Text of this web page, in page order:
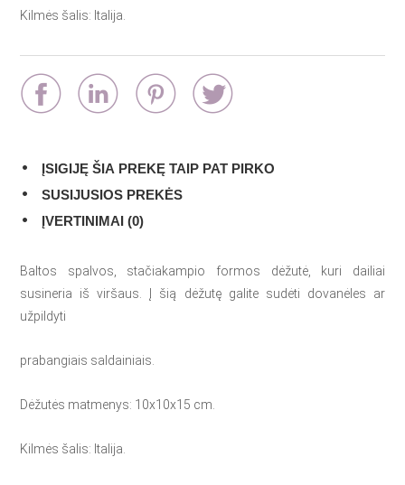
Kilmės šalis: Italija.
ĮSIGIJĘ ŠIA PREKĘ TAIP PAT PIRKO
SUSIJUSIOS PREKĖS
ĮVERTINIMAI (0)
Baltos spalvos, stačiakampio formos dėžutė, kuri dailiai
susineria iš viršaus. Į šią dėžutę galite sudėti dovanėles ar
užpildyti
prabangiais saldainiais.
Dėžutės matmenys: 10x10x15 cm.
Kilmės šalis: Italija.